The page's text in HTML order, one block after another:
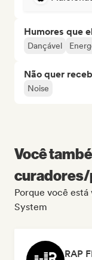
Humores que
Dançável
Não quer
Noise
Você
Porque você
System